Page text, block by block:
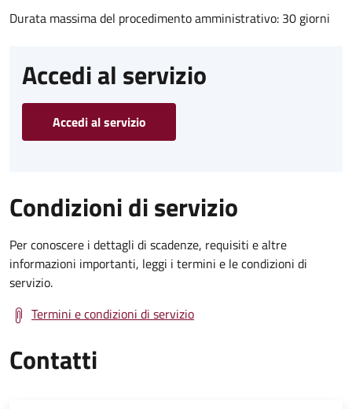
Durata massima del procedimento amministrativo: 30 giorni
Accedi al servizio
Accedi al servizio
Condizioni di servizio
Per conoscere i dettagli di scadenze, requisiti e altre
informazioni importanti, leggi i termini e le condizioni di
servizio.
Termini e condizioni di servizio
Contatti